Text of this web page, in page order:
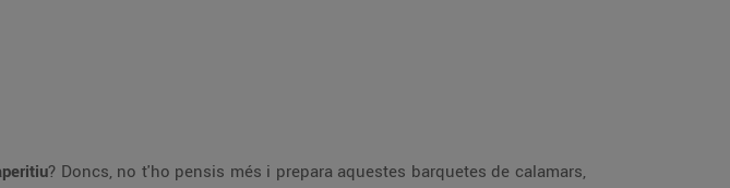
? Doncs, no t'ho pensis més i prepara aquestes barquetes de calamars,